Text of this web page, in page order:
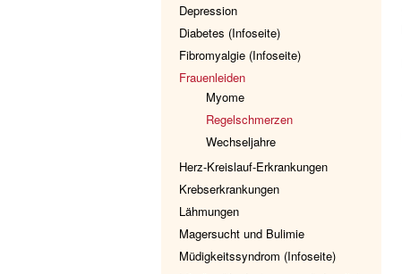
Depression
Diabetes (Infoseite)
Fibromyalgie (Infoseite)
Frauenleiden
Myome
Regelschmerzen
Wechseljahre
Herz-Kreislauf-Erkrankungen
Krebserkrankungen
Lähmungen
Magersucht und Bulimie
Müdigkeitssyndrom (Infoseite)